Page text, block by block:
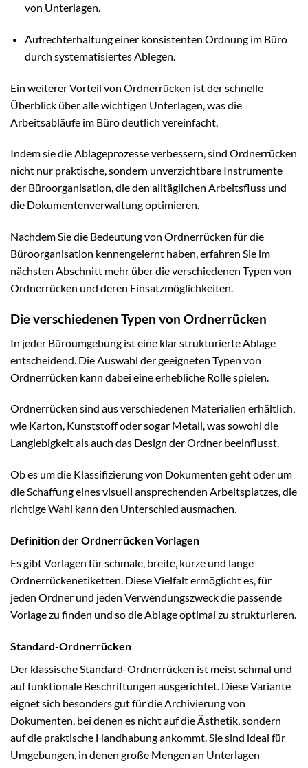
von Unterlagen.
Aufrechterhaltung einer konsistenten Ordnung im Büro
durch systematisiertes Ablegen.
Ein weiterer Vorteil von Ordnerrücken ist der schnelle
Überblick über alle wichtigen Unterlagen, was die
Arbeitsabläufe im Büro deutlich vereinfacht.
Indem sie die Ablageprozesse verbessern, sind Ordnerrücken
nicht nur praktische, sondern unverzichtbare Instrumente
der Büroorganisation, die den alltäglichen Arbeitsfluss und
die Dokumentenverwaltung optimieren.
Nachdem Sie die Bedeutung von Ordnerrücken für die
Büroorganisation kennengelernt haben, erfahren Sie im
nächsten Abschnitt mehr über die verschiedenen Typen von
Ordnerrücken und deren Einsatzmöglichkeiten.
Die verschiedenen Typen von Ordnerrücken
In jeder Büroumgebung ist eine klar strukturierte Ablage
entscheidend. Die Auswahl der geeigneten Typen von
Ordnerrücken kann dabei eine erhebliche Rolle spielen.
Ordnerrücken sind aus verschiedenen Materialien erhältlich,
wie Karton, Kunststoff oder sogar Metall, was sowohl die
Langlebigkeit als auch das Design der Ordner beeinflusst.
Ob es um die Klassifizierung von Dokumenten geht oder um
die Schaffung eines visuell ansprechenden Arbeitsplatzes, die
richtige Wahl kann den Unterschied ausmachen.
Definition der Ordnerrücken Vorlagen
Es gibt Vorlagen für schmale, breite, kurze und lange
Ordnerrückenetiketten. Diese Vielfalt ermöglicht es, für
jeden Ordner und jeden Verwendungszweck die passende
Vorlage zu finden und so die Ablage optimal zu strukturieren.
Standard-Ordnerrücken
Der klassische Standard-Ordnerrücken ist meist schmal und
auf funktionale Beschriftungen ausgerichtet. Diese Variante
eignet sich besonders gut für die Archivierung von
Dokumenten, bei denen es nicht auf die Ästhetik, sondern
auf die praktische Handhabung ankommt. Sie sind ideal für
Umgebungen, in denen große Mengen an Unterlagen